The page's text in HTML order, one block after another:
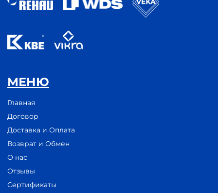
МЕНЮ
Главная
Договор
Доставка и Оплата
Возврат и Обмен
О нас
Отзывы
Сертификаты